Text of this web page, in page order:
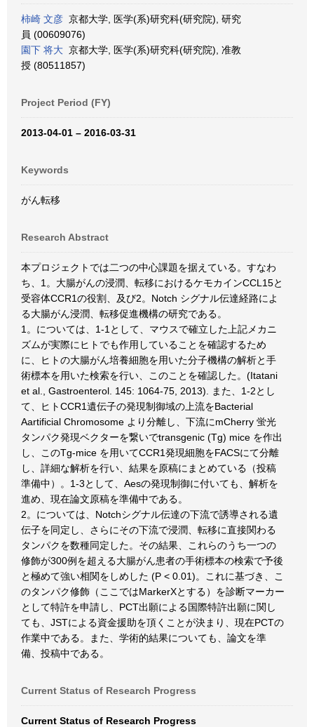
柿崎 文彦 京都大学, 医学(系)研究科(研究院), 研究
員 (00609076)
園下 将大 京都大学, 医学(系)研究科(研究院), 准教
授 (80511857)
Project Period (FY)
2013-04-01 – 2016-03-31
Keywords
がん転移
Research Abstract
本プロジェクトでは二つの中心課題を据えている。すなわ
ち、1。大腸がんの浸潤、転移におけるケモカインCCL15と
受容体CCR1の役割、及び2。Notch シグナル伝達経路によ
る大腸がん浸潤、転移促進機構の研究である。
1。については、1-1として、マウスで確立した上記メカニ
ズムが実際にヒトでも作用していることを確認するため
に、ヒトの大腸がん培養細胞を用いた分子機構の解析と手
術標本を用いた検索を行い、このことを確認した。(Itatani
et al., Gastroenterol. 145: 1064-75, 2013). また、1-2とし
て、ヒトCCR1遺伝子の発現制御域の上流をBacterial
Aartificial Chromosome より分離し、下流にmCherry 蛍光
タンパク発現ベクターを繋いでtransgenic (Tg) mice を作出
し、このTg-mice を用いてCCR1発現細胞をFACSにて分離
し、詳細な解析を行い、結果を原稿にまとめている（投稿
準備中）。1-3として、Aesの発現制御に付いても、解析を
進め、現在論文原稿を準備中である。
2。については、Notchシグナル伝達の下流で誘導される遺
伝子を同定し、さらにその下流で浸潤、転移に直接関わる
タンパクを数種同定した。その結果、これらのうち一つの
修飾が300例を超える大腸がん患者の手術標本の検索で予後
と極めて強い相関をしめした (P < 0.01)。これに基づき、こ
のタンパク修飾（ここではMarkerXとする）を診断マーカー
として特許を申請し、PCT出願による国際特許出願に関し
ても、JSTによる資金援助を頂くことが決まり、現在PCTの
作業中である。また、学術的結果についても、論文を準
備、投稿中である。
Current Status of Research Progress
Current Status of Research Progress